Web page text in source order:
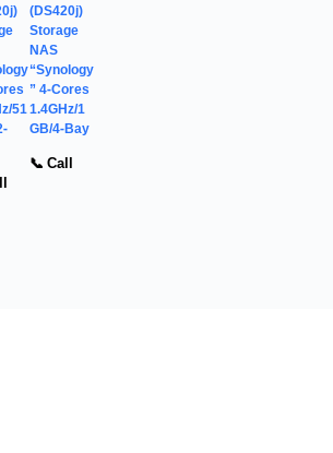
51
(DS420j)
Storage
NAS
“Synology
” 4-Cores
1.4GHz/1
GB/4-Bay
📞 Call